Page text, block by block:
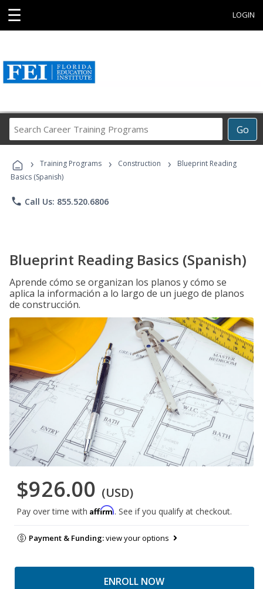
☰ LOGIN
Go
Career
Programs
› Training Programs › Construction ›
Blueprint Reading
Basics (Spanish)
phone Call Us: 855.520.6806
Blueprint Reading Basics (Spanish)
Aprende cómo se organizan los planos y cómo se
aplica la información a lo largo de un juego de planos
de construcción.
$926.00 (USD)
Pay over time with Affirm. See if you qualify at checkout.
Payment & Funding:view your options
ENROLL NOW